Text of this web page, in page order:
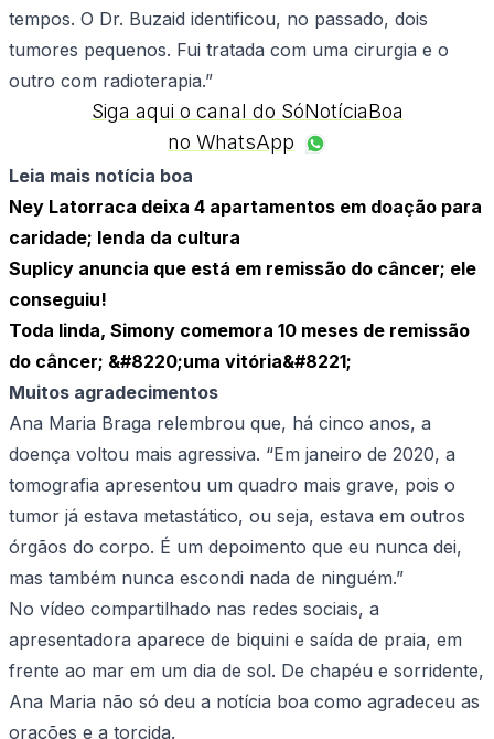
tempos. O Dr. Buzaid identificou, no passado, dois
tumores pequenos. Fui tratada com uma cirurgia e o
outro com radioterapia.”
Siga aqui o canal do SóNotíciaBoa
no WhatsApp
Leia mais notícia boa
Ney Latorraca deixa 4 apartamentos em doação para
caridade; lenda da cultura
Suplicy anuncia que está em remissão do câncer; ele
conseguiu!
Toda linda, Simony comemora 10 meses de remissão
do câncer; &#8220;uma vitória&#8221;
Muitos agradecimentos
Ana Maria Braga relembrou que, há cinco anos, a
doença voltou mais agressiva. “Em janeiro de 2020, a
tomografia apresentou um quadro mais grave, pois o
tumor já estava metastático, ou seja, estava em outros
órgãos do corpo. É um depoimento que eu nunca dei,
mas também nunca escondi nada de ninguém.”
No vídeo compartilhado nas redes sociais, a
apresentadora aparece de biquini e saída de praia, em
frente ao mar em um dia de sol. De chapéu e sorridente,
Ana Maria não só deu a notícia boa como agradeceu as
orações e a torcida.